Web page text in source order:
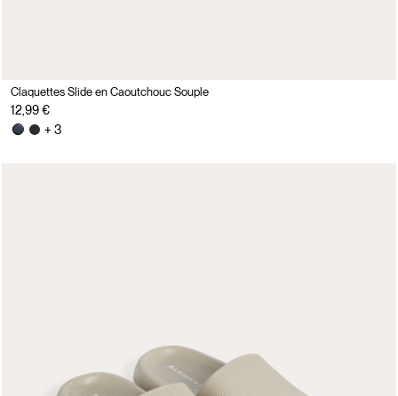
Claquettes Slide en Caoutchouc Souple
12,99 €
+ 3